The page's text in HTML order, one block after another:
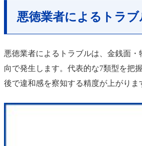
悪徳業者によるトラブ
悪徳業者によるトラブルは、金銭面・
向で発生します。代表的な7類型を把
後で違和感を察知する精度が上がりま